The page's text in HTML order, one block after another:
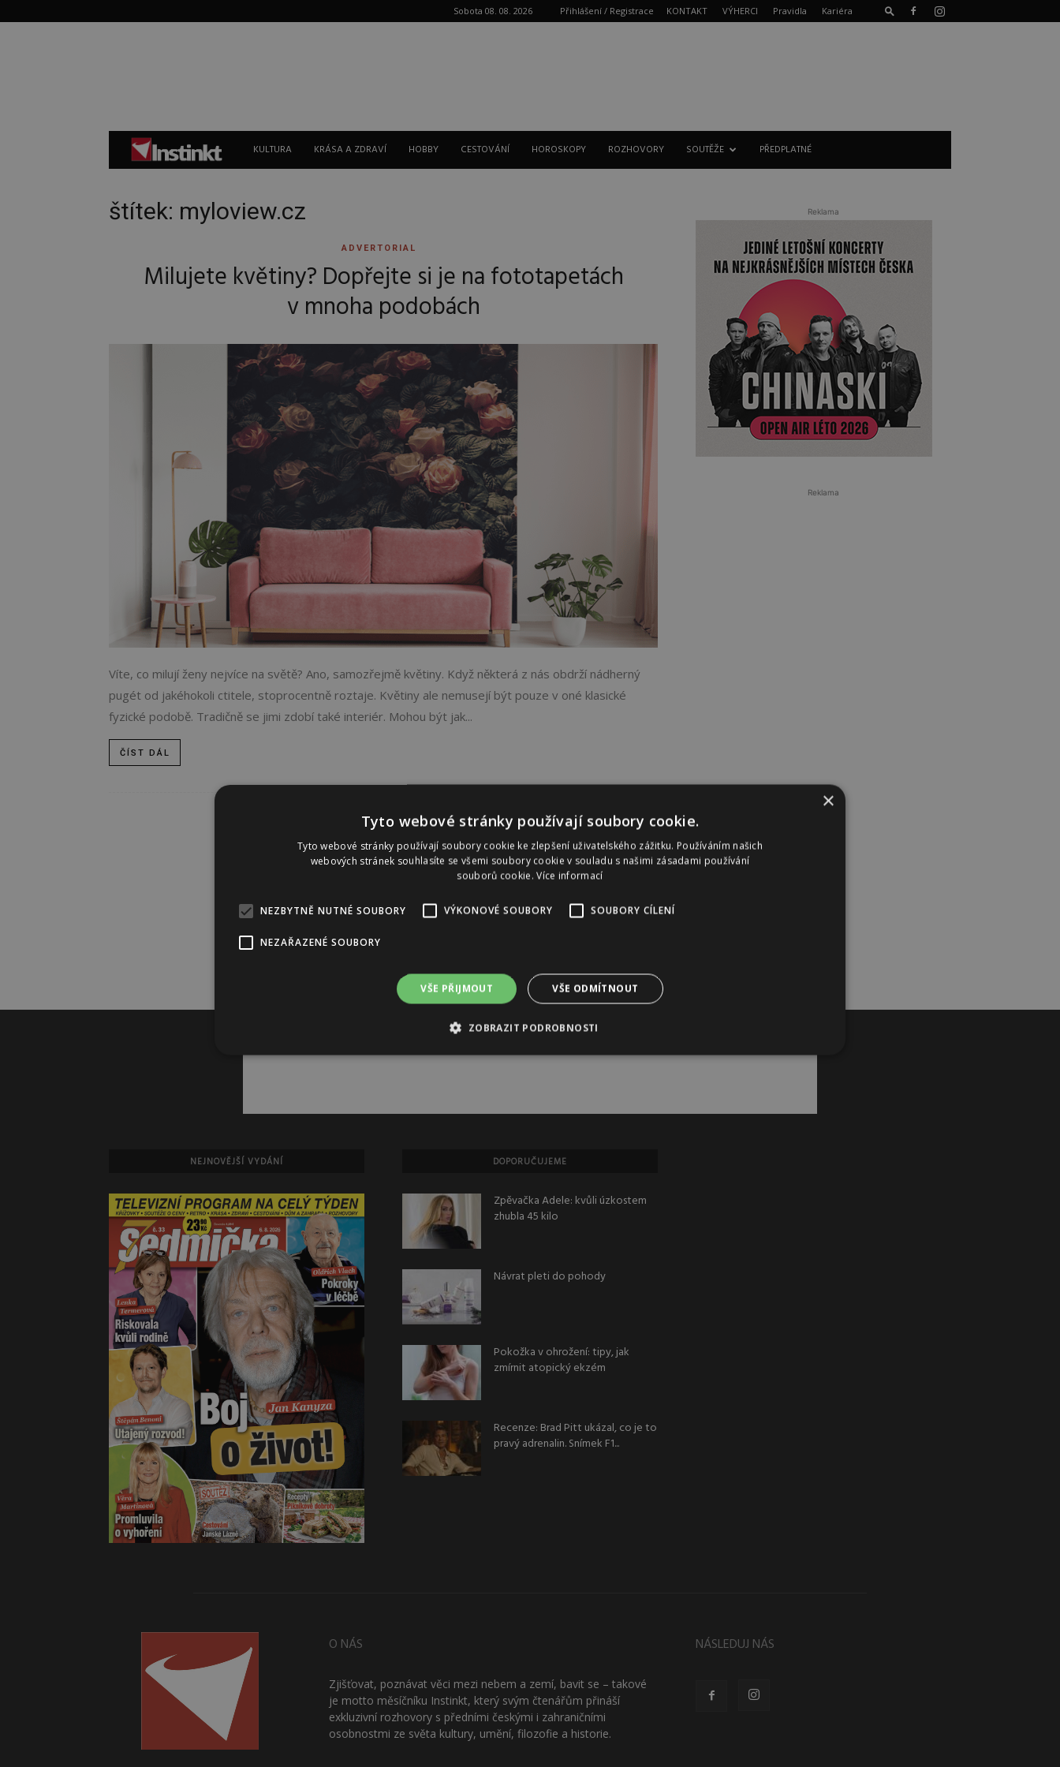
Sobota 08. 08. 2026 Přihlášení / Registrace KONTAKT VÝHERCI Pravidla Kariéra
Instinkt
KULTURA KRÁSA A ZDRAVÍ HOBBY CESTOVÁNÍ HOROSKOPY ROZHOVORY SOUTĚŽE PŘEDPLATNÉ
štítek: myloview.cz
ADVERTORIAL
Milujete květiny? Dopřejte si je na fototapetách
v mnoha podobách
Víte, co milují ženy nejvíce na světě? Ano, samozřejmě květiny. Když některá z nás obdrží nádherný
pugét od jakéhokoli ctitele, stoprocentně roztaje. Květiny ale nemusejí být pouze v oné klasické
fyzické podobě. Tradičně se jimi zdobí také interiér. Mohou být jak...
ČÍST DÁL
Reklama
Reklama
Reklama
NEJNOVĚJŠÍ VYDÁNÍ DOPORUČUJEME
Zpěvačka Adele: kvůli úzkostem
zhubla 45 kilo
Návrat pleti do pohody
Pokožka v ohrožení: tipy, jak
zmírnit atopický ekzém
Recenze: Brad Pitt ukázal, co je to
pravý adrenalin. Snímek F1...
O NÁS
Zjišťovat, poznávat věci mezi nebem a zemí, bavit se – takové
je motto měsíčníku Instinkt, který svým čtenářům přináší
exkluzivní rozhovory s předními českými i zahraničními
osobnostmi ze světa kultury, umění, filozofie a historie.
NÁSLEDUJ NÁS
×
Tyto webové stránky používají soubory cookie.
Tyto webové stránky používají soubory cookie ke zlepšení uživatelského zážitku. Používáním našich
webových stránek souhlasíte se všemi soubory cookie v souladu s našimi zásadami používání
souborů cookie.Více informací
NEZBYTNĚ NUTNÉ SOUBORY VÝKONOVÉ SOUBORY SOUBORY CÍLENÍ
NEZAŘAZENÉ SOUBORY
VŠE PŘIJMOUT VŠE ODMÍTNOUT
ZOBRAZIT PODROBNOSTI